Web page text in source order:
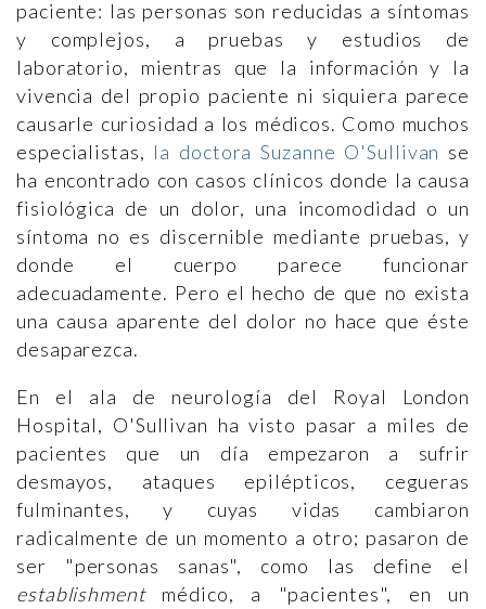
paciente: las personas son reducidas a síntomas
y complejos, a pruebas y estudios de
laboratorio, mientras que la información y la
vivencia del propio paciente ni siquiera parece
causarle curiosidad a los médicos. Como muchos
especialistas, la doctora Suzanne O'Sullivan se
ha encontrado con casos clínicos donde la causa
fisiológica de un dolor, una incomodidad o un
síntoma no es discernible mediante pruebas, y
donde el cuerpo parece funcionar
adecuadamente. Pero el hecho de que no exista
una causa aparente del dolor no hace que éste
desaparezca.
En el ala de neurología del Royal London
Hospital, O'Sullivan ha visto pasar a miles de
pacientes que un día empezaron a sufrir
desmayos, ataques epilépticos, cegueras
fulminantes, y cuyas vidas cambiaron
radicalmente de un momento a otro; pasaron de
ser "personas sanas", como las define el
establishmentmédico, a "pacientes", en un